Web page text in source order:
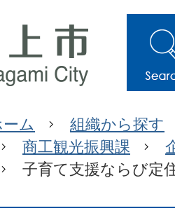
ム
組織から探す
商工観光振興課
子育て支援ならび定